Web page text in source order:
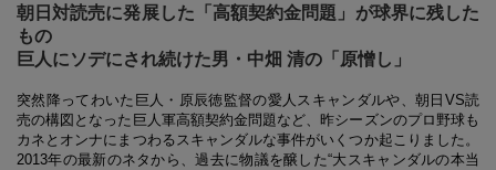
朝日対読売に発展した「高額契約金問題」が球界に残した
もの
巨人にソデにされ続けた男・中畑 清の「原憎し」
突然降ってわいた巨人・原辰徳監督の愛人スキャンダルや、朝日VS読
売の構図となった巨人軍高額契約金問題など、昨シーズンのプロ野球も
カネとオンナにまつわるスキャンダルな事件がいくつか起こりました。
2013年の最新のネタから、過去に物議を醸した“大スキャンダルの本当